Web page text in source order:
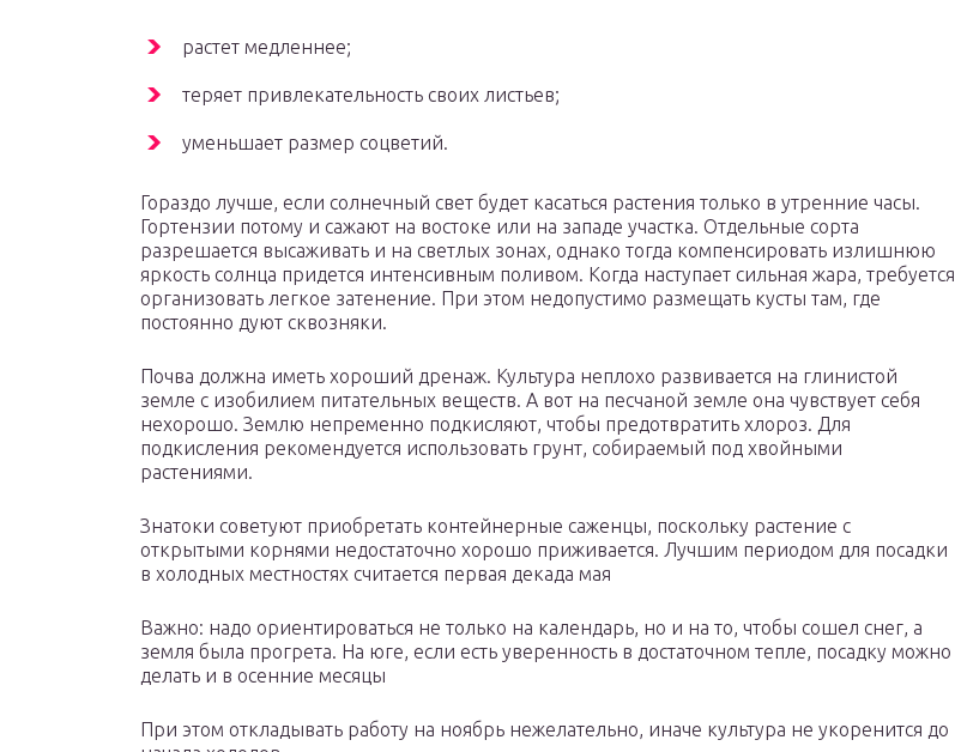
растет медленнее;
теряет привлекательность своих листьев;
уменьшает размер соцветий.
Гораздо лучше, если солнечный свет будет касаться растения только в утренние часы.
Гортензии потому и сажают на востоке или на западе участка. Отдельные сорта
разрешается высаживать и на светлых зонах, однако тогда компенсировать излишнюю
яркость солнца придется интенсивным поливом. Когда наступает сильная жара, требуется
организовать легкое затенение. При этом недопустимо размещать кусты там, где
постоянно дуют сквозняки.
Почва должна иметь хороший дренаж. Культура неплохо развивается на глинистой
земле с изобилием питательных веществ. А вот на песчаной земле она чувствует себя
нехорошо. Землю непременно подкисляют, чтобы предотвратить хлороз. Для
подкисления рекомендуется использовать грунт, собираемый под хвойными
растениями.
Знатоки советуют приобретать контейнерные саженцы, поскольку растение с
открытыми корнями недостаточно хорошо приживается. Лучшим периодом для посадки
в холодных местностях считается первая декада мая
Важно: надо ориентироваться не только на календарь, но и на то, чтобы сошел снег, а
земля была прогрета. На юге, если есть уверенность в достаточном тепле, посадку можно
делать и в осенние месяцы
При этом откладывать работу на ноябрь нежелательно, иначе культура не укоренится до